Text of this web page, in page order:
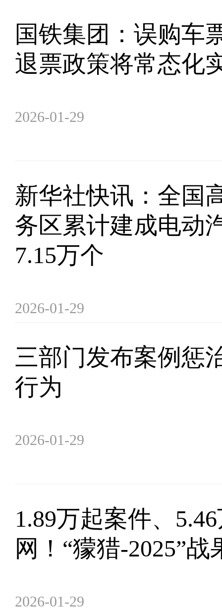
国铁集团：误购车
退票政策将常态化
2026-01-29
新华社快讯：全国
务区累计建成电动
7.15万个
2026-01-29
三部门发布案例惩
行为
2026-01-29
1.89万起案件、
网！“獴猎-2025”战
2026-01-29